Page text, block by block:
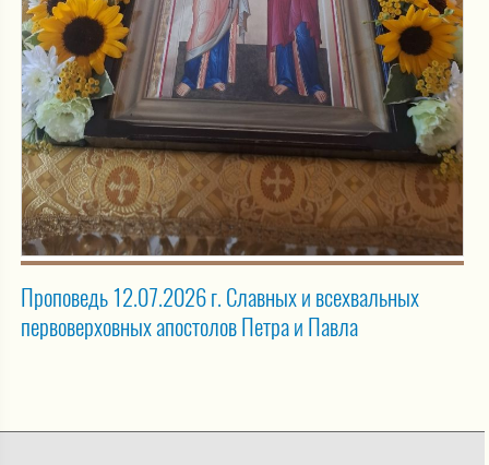
Проповедь 12.07.2026 г. Славных и всехвальных
первоверховных апостолов Петра и Павла